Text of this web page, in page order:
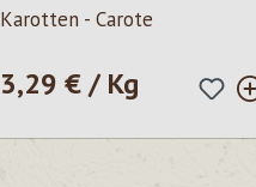
Durchschnittliche Bewertung
Karotten - Carote
Regulärer Preis:
3,29 € / Kg